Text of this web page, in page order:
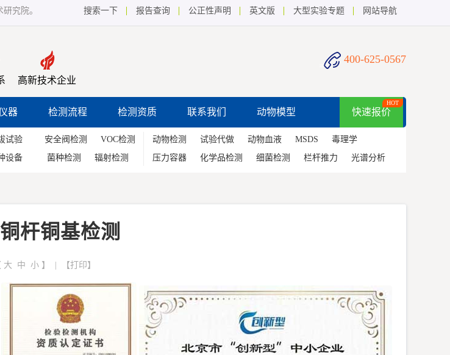
究院。 搜索一下 报告查询 公正性声明 英文版 大型实验专题 网站导航
高新技术企业
400-625-0567
器 检测流程 检测资质 联系我们 动物模型 快速报价
HOT
试验 安全阀检测
VOC检测
设备
菌种检测 辐射检测
动物检测 试验代做 动物血液 MSDS
毒理学
压力容器
化学品检测 细菌检测 栏杆推力 光谱分析
杆铜基检测
大 中 小 】 | 【打印 】